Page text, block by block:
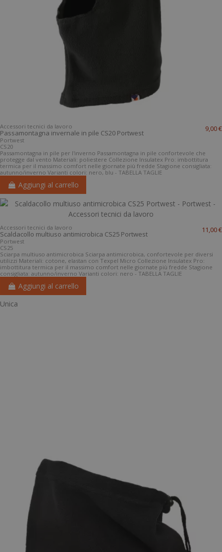
Accessori tecnici da lavoro
Passamontagna invernale in pile CS20 Portwest
Portwest
CS20
9,00 €
Passamontagna in pile per l'inverno Passamontagna in pile confortevole che
protegge dal vento Materiali: poliestere Collezione Insulatex Pro: imbottitura
termica per il massimo comfort nelle giornate più fredde Stagione consigliata:
autunno/inverno Varianti colori: nero, blu - TABELLA TAGLIE
Aggiungi al carrello
Accessori tecnici da lavoro
Scaldacollo multiuso antimicrobica CS25 Portwest
Portwest
CS25
11,00 €
Sciarpa multiuso antimicrobica Sciarpa antimicrobica, confortevole per diversi
utilizzi Materiali: cotone, elastan con Texpel Micro Collezione Insulatex Pro:
imbottitura termica per il massimo comfort nelle giornate più fredde Stagione
consigliata: autunno/inverno Varianti colori: nero - TABELLA TAGLIE
Aggiungi al carrello
Unica